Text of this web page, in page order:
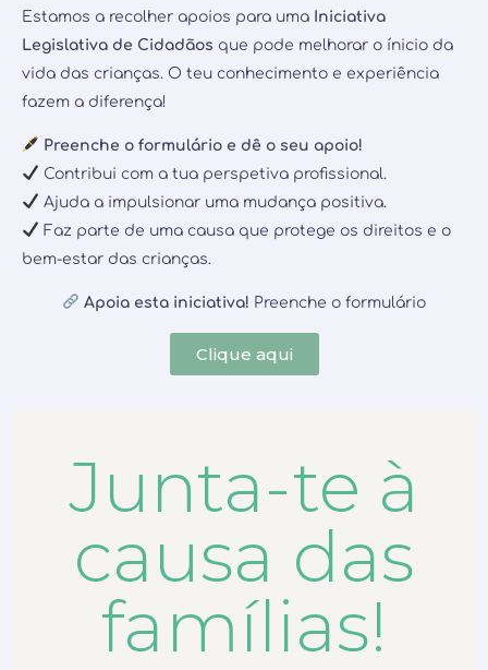
Estamos a recolher apoios para uma Iniciativa
Legislativa de Cidadãos que pode melhorar o ínicio da
vida das crianças. O teu conhecimento e experiência
fazem a diferença!
Preenche o formulário e dê o seu apoio!
Contribui com a tua perspetiva profissional.
Ajuda a impulsionar uma mudança positiva.
Faz parte de uma causa que protege os direitos e o
bem-estar das crianças.
Apoia esta iniciativa! Preenche o formulário
Clique aqui
Junta-te à
causa das
famílias!